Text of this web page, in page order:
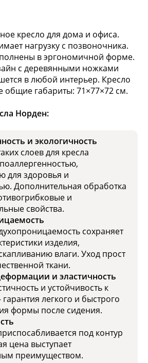
кресло для дома и офиса.
нагрузку с позвоночника.
в эргономичной форме.
с деревянными ножками
в любой интерьер. Кресло
общие габариты: 71×77×72 см.
Норден:
и экологичность
слоев для кресла
для здоровья и
Дополнительная обработка
и
свойства.
сохраняет
изделия,
влаги. Уход прост
ткани.
и эластичность
и устойчивость к
легкого и быстрого
формы после сидения.
под контур
цена выступает
преимуществом.